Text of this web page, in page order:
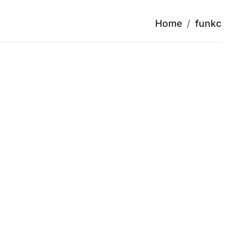
Home funkc